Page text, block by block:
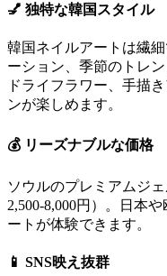
💅 独特な韓国スタイル
韓国ネイルアートは繊
ーション、季節のトレ
ドライフラワー、手描
ンが楽しめます。
💰 リーズナブルな価格
ソウルのプレミアムジ
2,500-8,000円）。日本
ートが体験できます。
📱 SNS映え抜群